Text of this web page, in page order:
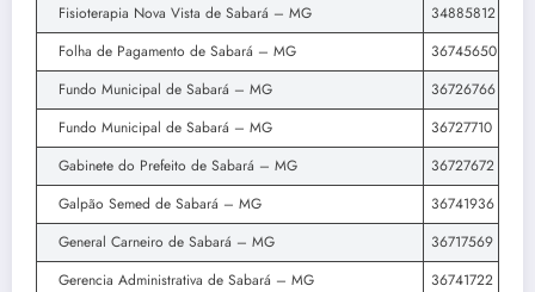
Fisioterapia Nova Vista de Sabará – MG
34885812
Folha de Pagamento de Sabará – MG
36745650
Fundo Municipal de Sabará – MG
36726766
Fundo Municipal de Sabará – MG
36727710
Gabinete do Prefeito de Sabará – MG
36727672
Galpão Semed de Sabará – MG
36741936
General Carneiro de Sabará – MG
36717569
Gerencia Administrativa de Sabará – MG
36741722